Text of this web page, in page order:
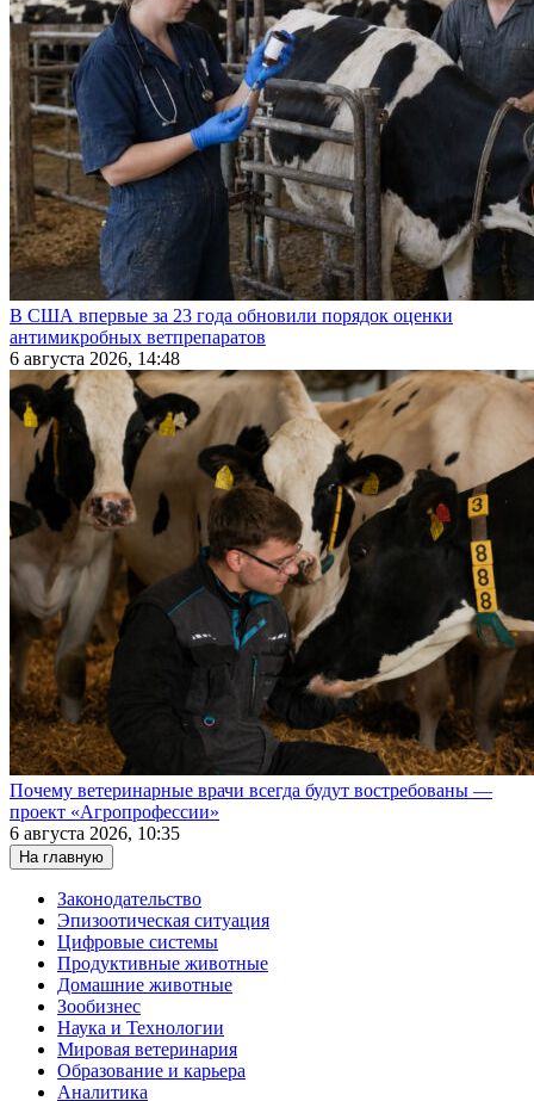
В США впервые за 23 года обновили порядок оценки
антимикробных ветпрепаратов
6 августа 2026, 14:48
Почему ветеринарные врачи всегда будут востребованы —
проект «Агропрофессии»
6 августа 2026, 10:35
На главную
Законодательство
Эпизоотическая ситуация
Цифровые системы
Продуктивные животные
Домашние животные
Зообизнес
Наука и Технологии
Мировая ветеринария
Образование и карьера
Аналитика